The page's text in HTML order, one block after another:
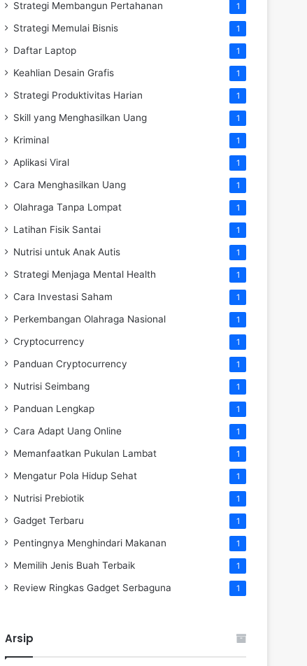
Strategi Membangun Pertahanan 1
Strategi Memulai Bisnis 1
Daftar Laptop 1
Keahlian Desain Grafis 1
Strategi Produktivitas Harian 1
Skill yang Menghasilkan Uang 1
Kriminal 1
Aplikasi Viral 1
Cara Menghasilkan Uang 1
Olahraga Tanpa Lompat 1
Latihan Fisik Santai 1
Nutrisi untuk Anak Autis 1
Strategi Menjaga Mental Health 1
Cara Investasi Saham 1
Perkembangan Olahraga Nasional 1
Cryptocurrency 1
Panduan Cryptocurrency 1
Nutrisi Seimbang 1
Panduan Lengkap 1
Cara Adapt Uang Online 1
Memanfaatkan Pukulan Lambat 1
Mengatur Pola Hidup Sehat 1
Nutrisi Prebiotik 1
Gadget Terbaru 1
Pentingnya Menghindari Makanan 1
Memilih Jenis Buah Terbaik 1
Review Ringkas Gadget Serbaguna 1
Arsip